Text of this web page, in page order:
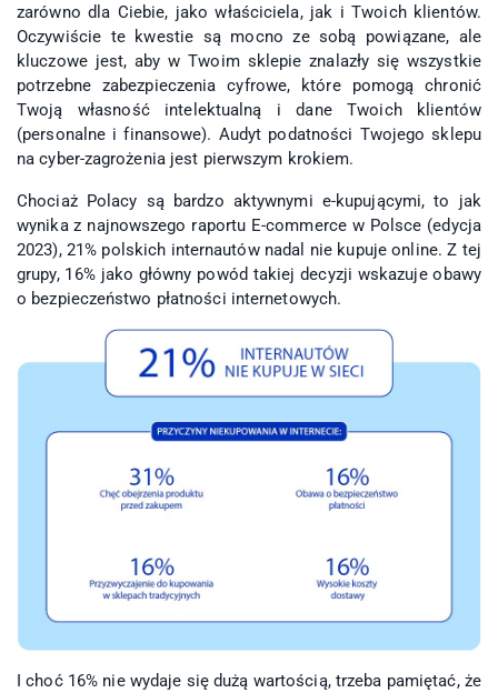
zarówno dla Ciebie, jako właściciela, jak i Twoich klientów.
Oczywiście te kwestie są mocno ze sobą powiązane, ale
kluczowe jest, aby w Twoim sklepie znalazły się wszystkie
potrzebne zabezpieczenia cyfrowe, które pomogą chronić
Twoją własność intelektualną i dane Twoich klientów
(personalne i finansowe). Audyt podatności Twojego sklepu
na cyber-zagrożenia jest pierwszym krokiem.
Chociaż Polacy są bardzo aktywnymi e-kupującymi, to jak
wynika z najnowszego raportu E-commerce w Polsce (edycja
2023), 21% polskich internautów nadal nie kupuje online. Z tej
grupy, 16% jako główny powód takiej decyzji wskazuje obawy
o bezpieczeństwo płatności internetowych.
I choć 16% nie wydaje się dużą wartością, trzeba pamiętać, że